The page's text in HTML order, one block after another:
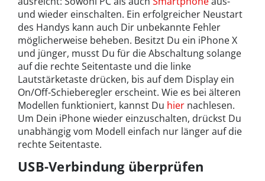
und wieder einschalten. Ein erfolgreicher Neustart
des Handys kann auch Dir unbekannte Fehler
möglicherweise beheben. Besitzt Du ein iPhone X
und jünger, musst Du für die Abschaltung solange
auf die rechte Seitentaste und die linke
Lautstärketaste drücken, bis auf dem Display ein
On/Off-Schieberegler erscheint. Wie es bei älteren
Modellen funktioniert, kannst Du hier nachlesen.
Um Dein iPhone wieder einzuschalten, drückst Du
unabhängig vom Modell einfach nur länger auf die
rechte Seitentaste.
USB-Verbindung überprüfen